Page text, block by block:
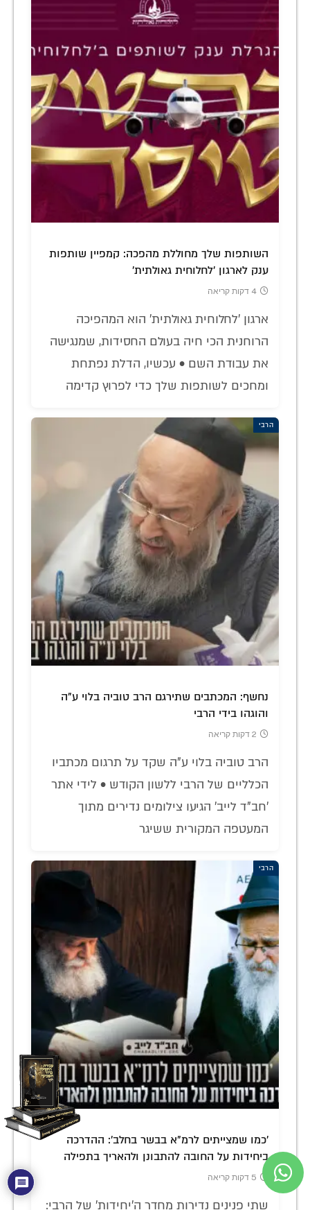
השותפות שלך מחוללת מהפכה: קמפיין שותפות
ענק לארגון 'לחלוחית גאולתית'
4 דקות קריאה
ארגון 'לחלוחית גאולתית' הוא המהפיכה
הרוחנית הכי חיה בעולם החסידות, שמנגישה
את עבודת השם • עכשיו, הדלת נפתחת
ומחכים לשותפות שלך כדי לפרוץ קדימה
הרבי
נחשף: המכתבים שתירגם הרב טוביה בלוי ע"ה
והוגהו בידי הרבי
2 דקות קריאה
הרב טוביה בלוי ע"ה שקד על תרגום מכתביו
הכלליים של הרבי ללשון הקודש • לידי אתר
'חב"ד לייב' הגיעו צילומים נדירים מתוך
המעטפה המקורית ששיגר
הרבי
'כמו שמצייתים לרמ"א בבשר בחלב': ההדרכה
ביחידות על החובה להתבונן ולהאריך בתפילה
5 דקות קריאה
שתי פנינים נדירות מחדר ה'יחידות' של הרבי: